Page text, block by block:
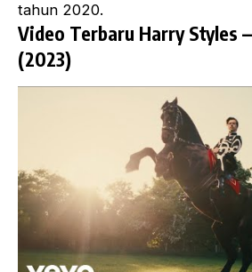
tahun 2020.
Video Terbaru Harry Styles
(2023)